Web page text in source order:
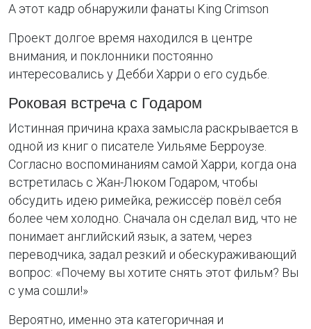
А этот кадр обнаружили фанаты King Crimson
Проект долгое время находился в центре
внимания, и поклонники постоянно
интересовались у Дебби Харри о его судьбе.
Роковая встреча с Годаром
Истинная причина краха замысла раскрывается в
одной из книг о писателе Уильяме Берроузе.
Согласно воспоминаниям самой Харри, когда она
встретилась с Жан-Люком Годаром, чтобы
обсудить идею римейка, режиссёр повёл себя
более чем холодно. Сначала он сделал вид, что не
понимает английский язык, а затем, через
переводчика, задал резкий и обескураживающий
вопрос: «Почему вы хотите снять этот фильм? Вы
с ума сошли!»
Вероятно, именно эта категоричная и